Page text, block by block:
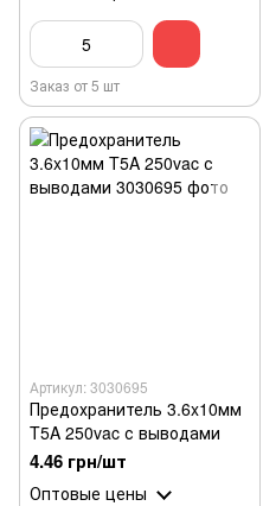
Заказ от 5 шт
Артикул: 3030695
Предохранитель 3.6x10мм
T5A 250vac с выводами
4.46 грн/шт
Оптовые цены